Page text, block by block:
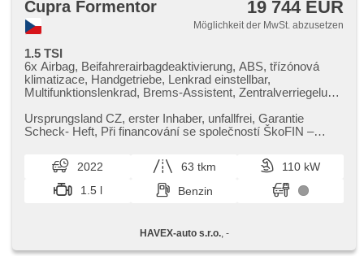
Cupra Formentor 19 744 EUR
Möglichkeit der MwSt. abzusetzen
1.5 TSI
6x Airbag, Beifahrerairbagdeaktivierung, ABS, třízónová
klimatizace, Handgetriebe, Lenkrad einstellbar,
Multifunktionslenkrad, Brems-Assistent, Zentralverriegelung,
Servolenkung, EDS, El. Vorderscheiben,
Außenthermometer, Wegfahrsperre, El. Spiegel, beheizte
Nebelscheinwerfer, Bordcomputer, Antriebsschlupfregelung
(ASR), Navigation, Scheibenwischersensor, Lichtsensor,
Elektronisches Stabilitätsprogramm (ESP), Dachträger,
Anhängerkupplung, Adaptive Geschwindigkeitsregelung,
Fahrkamera, Uhr Spur, Überwachung der Ermüdung des
Fahrers, Bluetooth, dotykové ovládání palubního počítače,
Ursprungsland CZ,​ erster Inhaber,​ unfallfrei,​ Garantie
Scheck​- Heft,​ Při financování se společností ŠkoFIN –
2022 63 tkm
110 kW
1.5 l
Benzin
HAVEX-auto s.r.o., -